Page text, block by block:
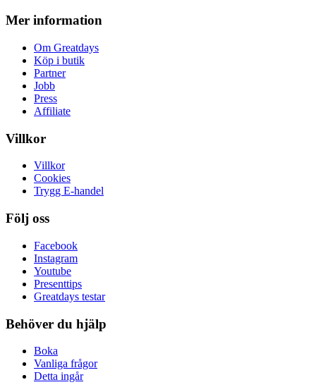
Mer information
Om Greatdays
Köp i butik
Partner
Jobb
Press
Affiliate
Villkor
Villkor
Cookies
Trygg E-handel
Följ oss
Facebook
Instagram
Youtube
Presenttips
Greatdays testar
Behöver du hjälp
Boka
Vanliga frågor
Detta ingår